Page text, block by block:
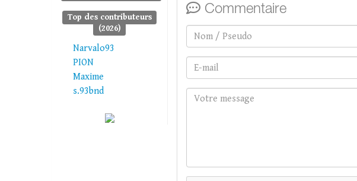
Top des contributeurs
(2026)
Narvalo93
PION
Maxime
s.93bnd
Commentaire